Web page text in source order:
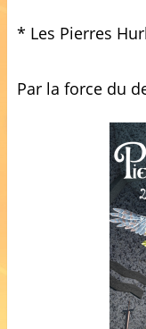
* Les Pierres
Par la force du